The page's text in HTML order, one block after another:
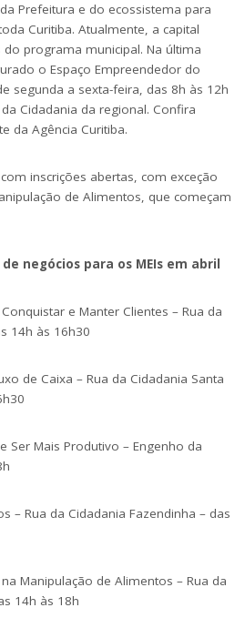
Prefeitura e do ecossistema para
Curitiba. Atualmente, a capital
programa municipal. Na última
o Espaço Empreendedor do
segunda a sexta-feira, das 8h às 12h
Cidadania da regional. Confira
da Agência Curitiba.
inscrições abertas, com exceção
de Alimentos, que começam
negócios para os MEIs em abril
e Manter Clientes – Rua da
14h às 16h30
de Caixa – Rua da Cidadania Santa
Ser Mais Produtivo – Engenho da
– Rua da Cidadania Fazendinha – das
Manipulação de Alimentos – Rua da
14h às 18h